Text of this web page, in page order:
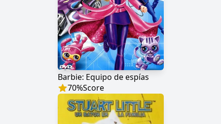
Barbie: Equipo de espías
70%Score